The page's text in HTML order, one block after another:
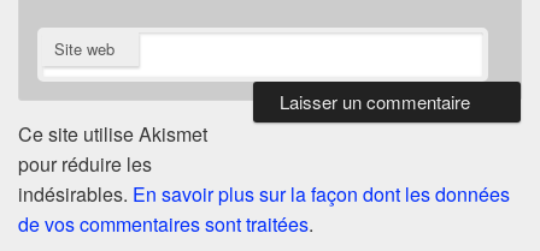
Site web
Ce site utilise Akismet
pour réduire les
indésirables. En savoir plus sur la façon dont les données
de vos commentaires sont traitées.